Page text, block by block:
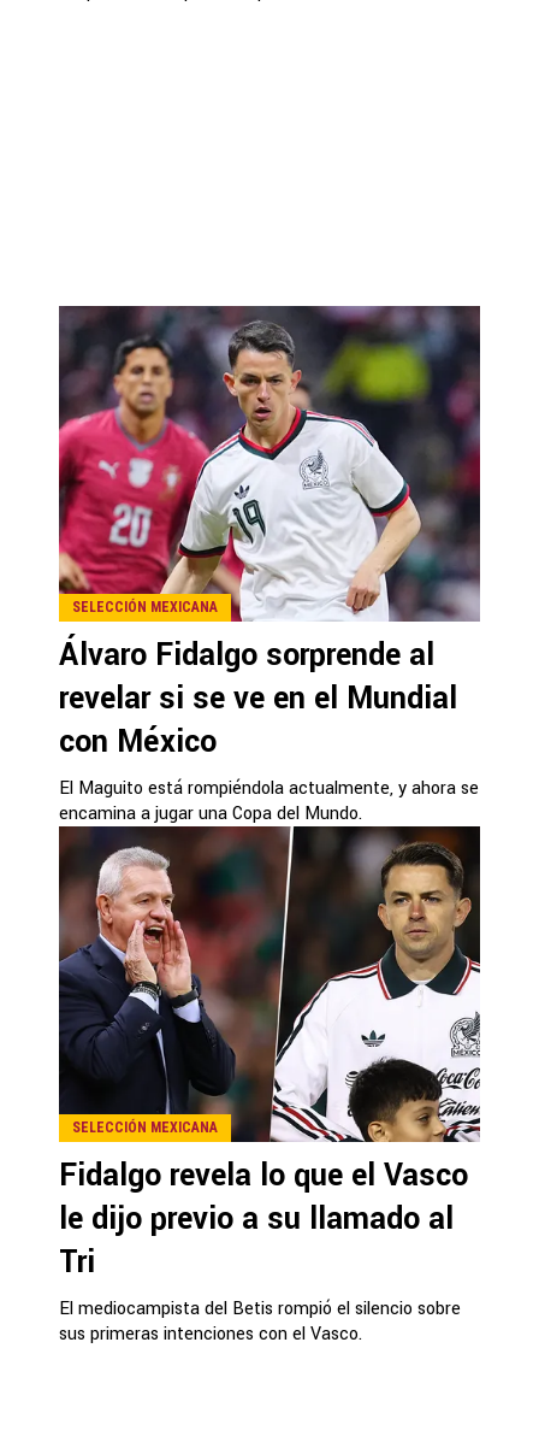
SELECCIÓN MEXICANA
Álvaro Fidalgo sorprende al
revelar si se ve en el Mundial
con México
El Maguito está rompiéndola actualmente, y ahora se
encamina a jugar una Copa del Mundo.
SELECCIÓN MEXICANA
Fidalgo revela lo que el Vasco
le dijo previo a su llamado al
Tri
El mediocampista del Betis rompió el silencio sobre
sus primeras intenciones con el Vasco.